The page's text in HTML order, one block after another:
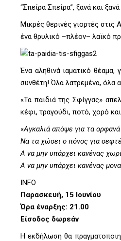
“Σπείρα Σπείρα”, ξανά και
Μικρές θερινές γιορτές
ένα θρυλικό –πλέον– λαϊκό
Ένα αληθινά ιαματικό
συνθέτη! Όλα λατρεμένα, όλα
«Τα παιδιά της Σφίγγας»
κέφι, τραγούδι, ποτό, χορό
«Αγκαλιά απόψε για τα ορφανά
Να τα χώσει ο πόνος για
Α να μην υπάρχει κανένας
Α να μην υπάρχει κανένας
INFO
Παρασκευή, 15 Ιουνίου
Ώρα έναρξης: 21.00
Είσοδος δωρεάν
Η εκδήλωση θα